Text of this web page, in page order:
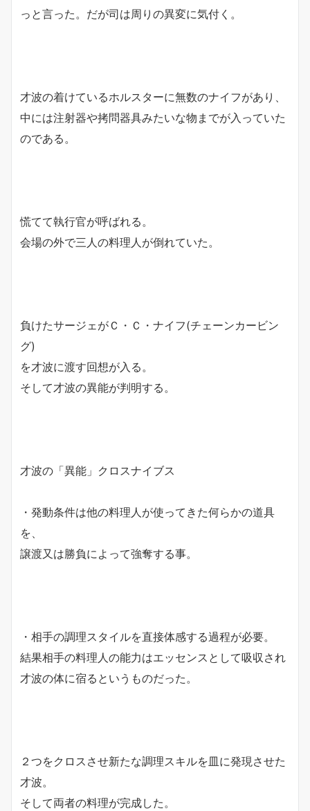
っと言った。だが司は周りの異変に気付く。
才波の着けているホルスターに無数のナイフがあり、
中には注射器や拷問器具みたいな物までが入っていた
のである。
慌てて執行官が呼ばれる。
会場の外で三人の料理人が倒れていた。
負けたサージェがＣ・Ｃ・ナイフ(チェーンカービン
グ)
を才波に渡す回想が入る。
そして才波の異能が判明する。
才波の「異能」クロスナイブス
・発動条件は他の料理人が使ってきた何らかの道具
を、
譲渡又は勝負によって強奪する事。
・相手の調理スタイルを直接体感する過程が必要。
結果相手の料理人の能力はエッセンスとして吸収され
才波の体に宿るというものだった。
２つをクロスさせ新たな調理スキルを皿に発現させた
才波。
そして両者の料理が完成した。